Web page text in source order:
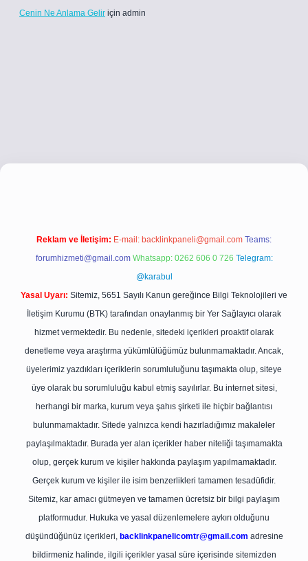
Cenin Ne Anlama Gelir için admin
betci girişbetci girişhiltonbet yeni giriş
Reklam ve İletişim: E-mail: backlinkpaneli@gmail.com Teams:
forumhizmeti@gmail.com Whatsapp: 0262 606 0 726 Telegram:
@karabul
Yasal Uyarı: Sitemiz, 5651 Sayılı Kanun gereğince Bilgi Teknolojileri ve
İletişim Kurumu (BTK) tarafından onaylanmış bir Yer Sağlayıcı olarak
hizmet vermektedir. Bu nedenle, sitedeki içerikleri proaktif olarak
denetleme veya araştırma yükümlülüğümüz bulunmamaktadır. Ancak,
üyelerimiz yazdıkları içeriklerin sorumluluğunu taşımakta olup, siteye
üye olarak bu sorumluluğu kabul etmiş sayılırlar. Bu internet sitesi,
herhangi bir marka, kurum veya şahıs şirketi ile hiçbir bağlantısı
bulunmamaktadır. Sitede yalnızca kendi hazırladığımız makaleler
paylaşılmaktadır. Burada yer alan içerikler haber niteliği taşımamakta
olup, gerçek kurum ve kişiler hakkında paylaşım yapılmamaktadır.
Gerçek kurum ve kişiler ile isim benzerlikleri tamamen tesadüfidir.
Sitemiz, kar amacı gütmeyen ve tamamen ücretsiz bir bilgi paylaşım
platformudur. Hukuka ve yasal düzenlemelere aykırı olduğunu
düşündüğünüz içerikleri, backlinkpanelicomtr@gmail.com adresine
bildirmeniz halinde, ilgili içerikler yasal süre içerisinde sitemizden